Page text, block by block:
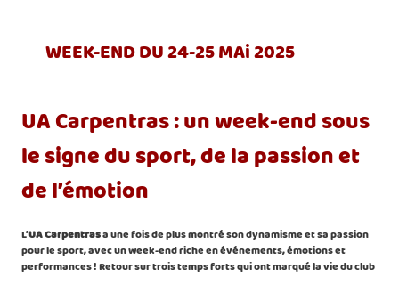
WEEK-END DU 24-25 MAi 2025
UA Carpentras : un week-end sous
le signe du sport, de la passion et
de l’émotion
L’UA Carpentrasa une fois de plus montré son dynamisme et sa passion
pour le sport, avec un week-end riche en événements, émotions et
performances ! Retour sur trois temps forts qui ont marqué la vie du club